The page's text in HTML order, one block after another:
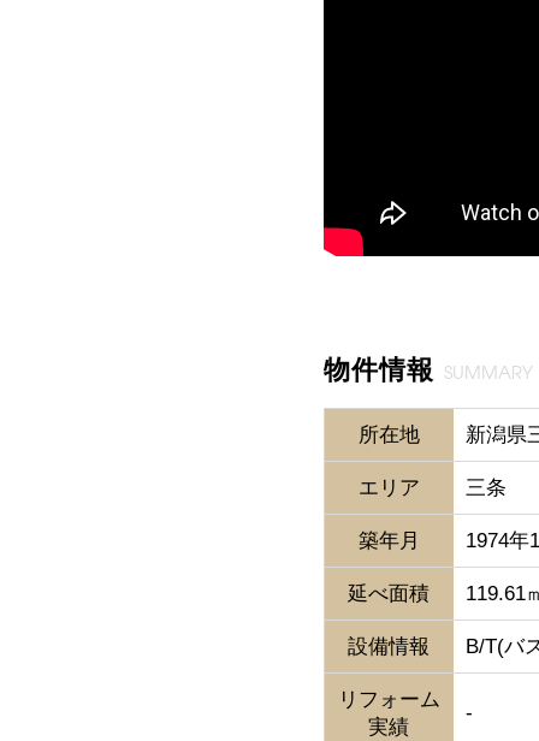
物件情報 SUMMARY
所在地 新潟県
エリア 三条
築年月 1974年
延べ面積 119.61
設備情報 B/T(バ
リフォーム
実績
-